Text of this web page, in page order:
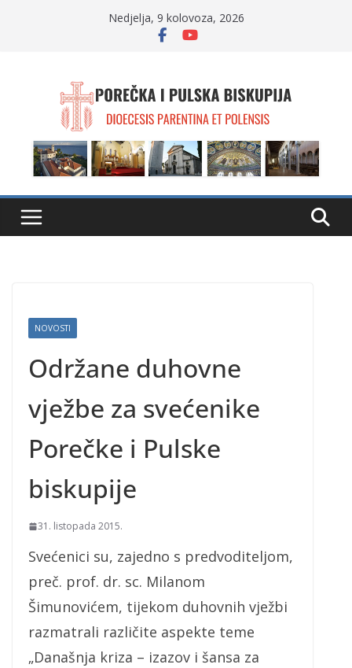
Nedjelja, 9 kolovoza, 2026
NOVOSTI
Održane duhovne
vježbe za svećenike
Porečke i Pulske
biskupije
31. listopada 2015.
Svećenici su, zajedno s predvoditeljom,
preč. prof. dr. sc. Milanom
Šimunovićem, tijekom duhovnih vježbi
razmatrali različite aspekte teme
„Današnja kriza – izazov i šansa za